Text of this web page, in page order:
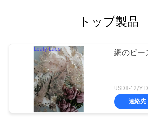
トップ製品
網のビー
連絡先